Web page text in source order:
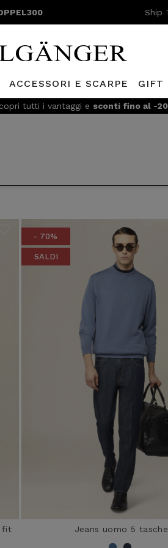
Ship
ACCESSORI E SCARPE GIFT
tutti i vantaggi e sconti fino al -
fit
- 70%
SALDI
Jeans uomo 5 tasche